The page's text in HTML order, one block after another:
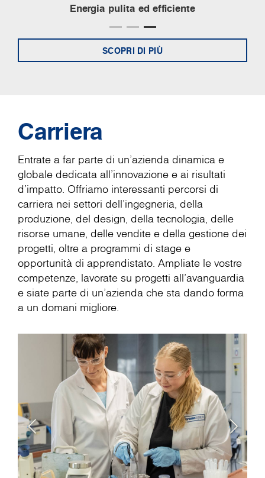
Energia pulita ed efficiente
SCOPRI DI PIÙ
Carriera
Entrate a far parte di un'azienda dinamica e
globale dedicata all'innovazione e ai risultati
d'impatto. Offriamo interessanti percorsi di
carriera nei settori dell'ingegneria, della
produzione, del design, della tecnologia, delle
risorse umane, delle vendite e della gestione dei
progetti, oltre a programmi di stage e
opportunità di apprendistato. Ampliate le vostre
competenze, lavorate su progetti all'avanguardia
e siate parte di un'azienda che sta dando forma
a un domani migliore.